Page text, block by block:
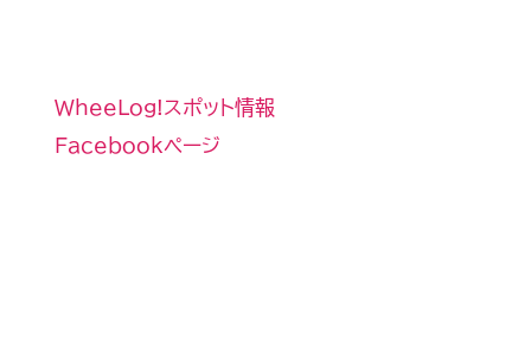
WheeLog!スポット情報
Facebookページ